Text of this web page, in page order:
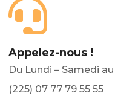
Appelez-nous !
Du Lundi – Samedi au
(225) 07 77 79 55 55